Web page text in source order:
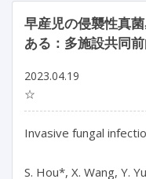
早産児の侵襲性真
ある：多施設共同
2023.04.19
☆
Invasive fungal
S. Hou*, X. Wang, Y.